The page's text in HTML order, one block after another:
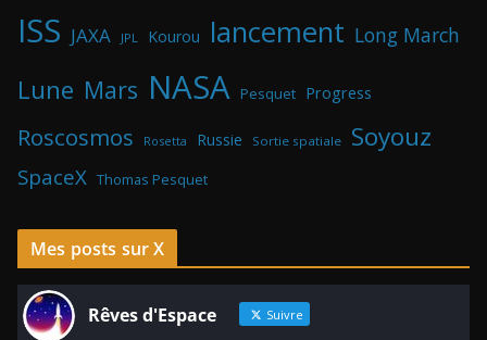
ISS JAXA JPL Kourou lancement Long March
Lune Mars NASA Pesquet Progress
Roscosmos Rosetta Russie Sortie spatiale Soyouz
SpaceX Thomas Pesquet
Mes posts sur X
Rêves d'Espace Suivre